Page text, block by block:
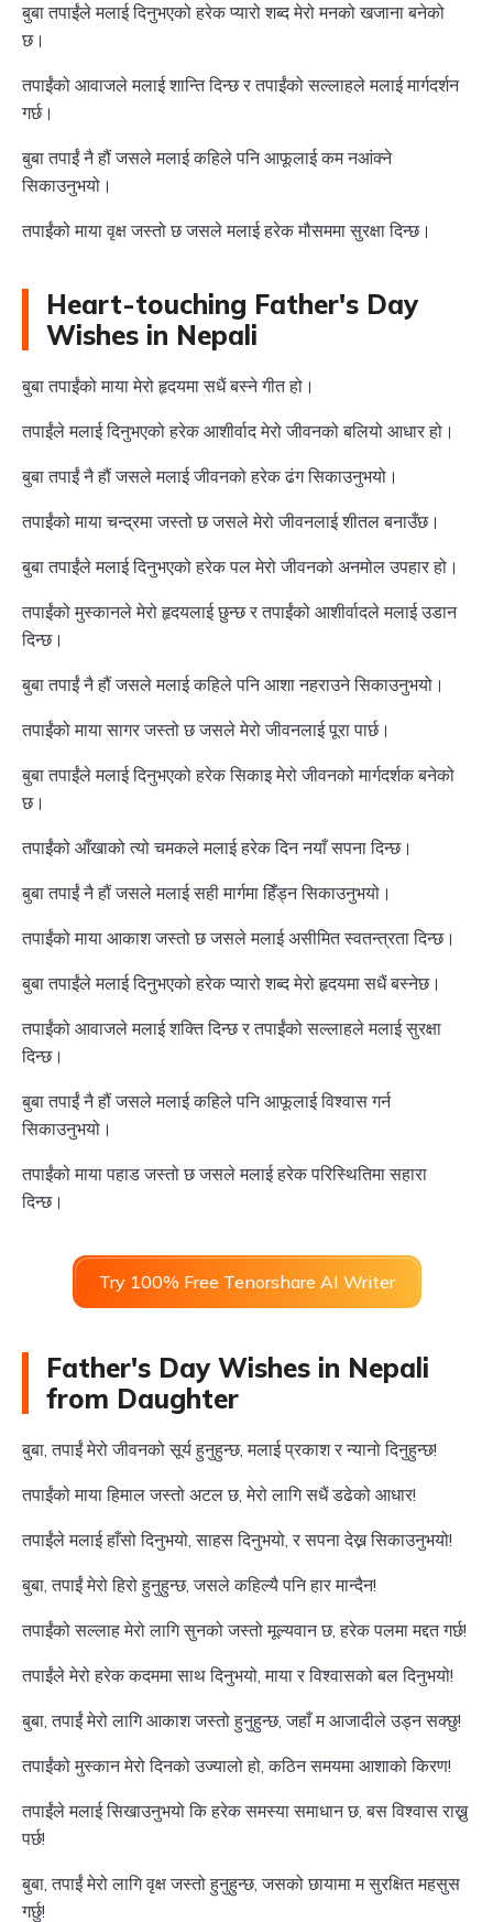
बुबा तपाईंले मलाई दिनुभएको हरेक प्यारो शब्द मेरो मनको खजाना बनेको
छ।
तपाईंको आवाजले मलाई शान्ति दिन्छ र तपाईंको सल्लाहले मलाई मार्गदर्शन
गर्छ।
बुबा तपाईं नै हौं जसले मलाई कहिले पनि आफूलाई कम नआंक्ने
सिकाउनुभयो।
तपाईंको माया वृक्ष जस्तो छ जसले मलाई हरेक मौसममा सुरक्षा दिन्छ।
Heart-touching Father's Day
Wishes in Nepali
बुबा तपाईंको माया मेरो हृदयमा सधैं बस्ने गीत हो।
तपाईंले मलाई दिनुभएको हरेक आशीर्वाद मेरो जीवनको बलियो आधार हो।
बुबा तपाईं नै हौं जसले मलाई जीवनको हरेक ढंग सिकाउनुभयो।
तपाईंको माया चन्द्रमा जस्तो छ जसले मेरो जीवनलाई शीतल बनाउँछ।
बुबा तपाईंले मलाई दिनुभएको हरेक पल मेरो जीवनको अनमोल उपहार हो।
तपाईंको मुस्कानले मेरो हृदयलाई छुन्छ र तपाईंको आशीर्वादले मलाई उडान
दिन्छ।
बुबा तपाईं नै हौं जसले मलाई कहिले पनि आशा नहराउने सिकाउनुभयो।
तपाईंको माया सागर जस्तो छ जसले मेरो जीवनलाई पूरा पार्छ।
बुबा तपाईंले मलाई दिनुभएको हरेक सिकाइ मेरो जीवनको मार्गदर्शक बनेको
छ।
तपाईंको आँखाको त्यो चमकले मलाई हरेक दिन नयाँ सपना दिन्छ।
बुबा तपाईं नै हौं जसले मलाई सही मार्गमा हिँड्न सिकाउनुभयो।
तपाईंको माया आकाश जस्तो छ जसले मलाई असीमित स्वतन्त्रता दिन्छ।
बुबा तपाईंले मलाई दिनुभएको हरेक प्यारो शब्द मेरो हृदयमा सधैं बस्नेछ।
तपाईंको आवाजले मलाई शक्ति दिन्छ र तपाईंको सल्लाहले मलाई सुरक्षा
दिन्छ।
बुबा तपाईं नै हौं जसले मलाई कहिले पनि आफूलाई विश्वास गर्न
सिकाउनुभयो।
तपाईंको माया पहाड जस्तो छ जसले मलाई हरेक परिस्थितिमा सहारा
दिन्छ।
Try 100% Free Tenorshare AI Writer
Father's Day Wishes in Nepali
from Daughter
बुबा, तपाईं मेरो जीवनको सूर्य हुनुहुन्छ, मलाई प्रकाश र न्यानो दिनुहुन्छ!
तपाईंको माया हिमाल जस्तो अटल छ, मेरो लागि सधैं डढेको आधार!
तपाईंले मलाई हाँसो दिनुभयो, साहस दिनुभयो, र सपना देख्न सिकाउनुभयो!
बुबा, तपाईं मेरो हिरो हुनुहुन्छ, जसले कहिल्यै पनि हार मान्दैन!
तपाईंको सल्लाह मेरो लागि सुनको जस्तो मूल्यवान छ, हरेक पलमा मद्दत गर्छ!
तपाईंले मेरो हरेक कदममा साथ दिनुभयो, माया र विश्वासको बल दिनुभयो!
बुबा, तपाईं मेरो लागि आकाश जस्तो हुनुहुन्छ, जहाँ म आजादीले उड्न सक्छु!
तपाईंको मुस्कान मेरो दिनको उज्यालो हो, कठिन समयमा आशाको किरण!
तपाईंले मलाई सिखाउनुभयो कि हरेक समस्या समाधान छ, बस विश्वास राख्नु
पर्छ!
बुबा, तपाईं मेरो लागि वृक्ष जस्तो हुनुहुन्छ, जसको छायामा म सुरक्षित महसुस
गर्छु!